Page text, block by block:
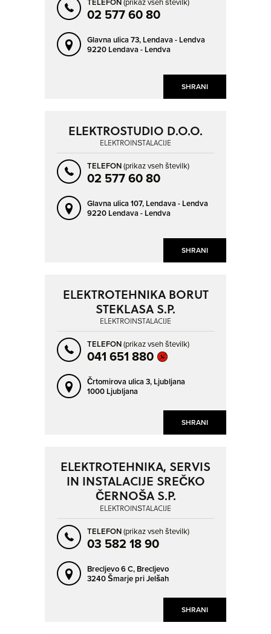
SHRANI
02 577 60 80
Glavna ulica 73, Lendava - Lendva
9220 Lendava - Lendva
SHRANI
ELEKTROSTUDIO D.O.O.
ELEKTROINŠTALACIJE
TELEFON(prikaz vseh številk)
02 577 60 80
Glavna ulica 107, Lendava - Lendva
9220 Lendava - Lendva
SHRANI
ELEKTROTEHNIKA BORUT
STEKLASA S.P.
ELEKTROINŠTALACIJE
TELEFON(prikaz vseh številk)
041 651 880
Črtomirova ulica 3, Ljubljana
1000 Ljubljana
SHRANI
ELEKTROTEHNIKA, SERVIS
IN INSTALACIJE SREČKO
ČERNOŠA S.P.
ELEKTROINŠTALACIJE
TELEFON(prikaz vseh številk)
03 582 18 90
Brecljevo 6 C, Brecljevo
3240 Šmarje pri Jelšah